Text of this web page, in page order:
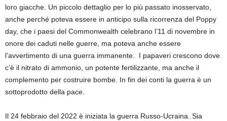
loro giacche Un piccolo dettaglio per lo più passato inosservato,
anche perché poteva essere in anticipo sulla ricorrenza del Poppy
day, che i paesi del Commonwealth celebrano l’11 di novembre in
onore dei caduti nelle guerre, ma poteva anche essere
l’avvertimento di una guerra immanente. I papaveri crescono dove
c’è il nitrato di ammonio, un potente fertilizzante, ma anche il
complemento per costruire bombe. In fin dei conti la guerra è un
sottoprodotto della pace.
Il 24 febbraio del 2022 è iniziata la guerra Russo-Ucraina. Sia